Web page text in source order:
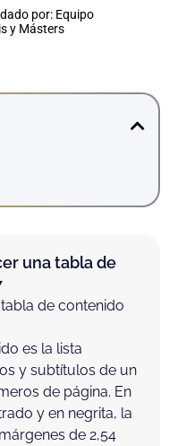
por: Equipo
y Másters
una tabla de
de contenido
es la lista
y subtítulos de un
de página. En
y en negrita, la
de 2,54